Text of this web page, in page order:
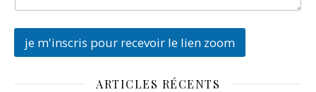
je m'inscris pour recevoir le lien zoom
ARTICLES RÉCENTS